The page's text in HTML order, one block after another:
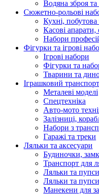
Водяна зброя та
Сюжетно-рольові
Кухні, побутова
Касові
Набори
Фігурки та ігрові
Ігрові набори
Фігурки та
Тварини та
Іграшковий транспорт
Металеві моделі
Спецтехніка
Авто-мото
Залізниці,
Набори з
Гаражі та треки
Ляльки та аксесуари
Будиночки,
Транспорт для
Ляльки та
Ляльки та
Манекени для